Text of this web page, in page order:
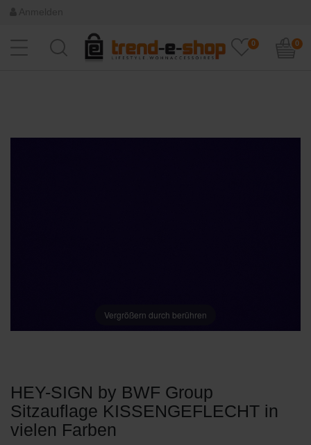
0 0
Vergrößern durch berühren
HEY-SIGN by BWF Group
Sitzauflage KISSENGEFLECHT in
vielen Farben